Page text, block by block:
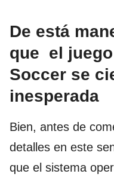
De está
que el
Soccer se
inesperada
Bien, antes de
detalles en este
que el sistema